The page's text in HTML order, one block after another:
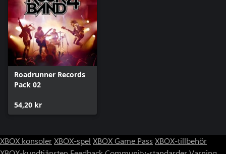
Roadrunner Records
Pack 02
54,20 kr
XBOX konsolerXBOX-spel XBOX Game Pass XBOX-tillbehör